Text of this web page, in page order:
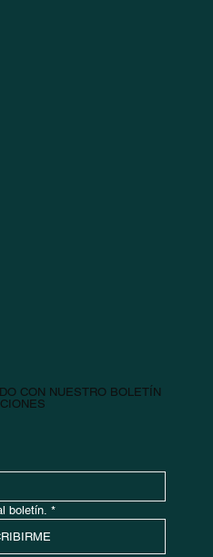
boletín. *
CON NUESTRO BOLETÍN